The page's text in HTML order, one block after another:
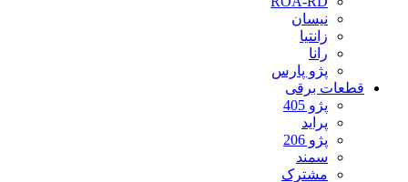
نیسان
زانتیا
رانا
پژو پارس
قطعات برقی
پژو 405
پراید
پژو 206
سمند
مشترک